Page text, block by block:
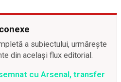
a subiectului, urmărește
din același flux editorial.
cu Arsenal, transfer